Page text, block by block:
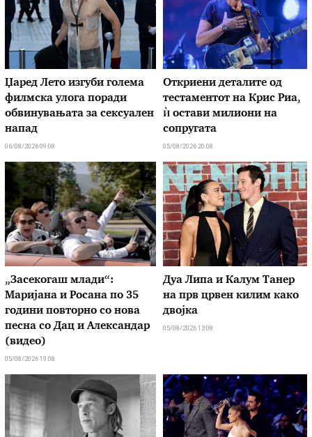
Џаред Лето изгуби голема
филмска улога поради
обвинувањата за сексуален
напад
06/08/2026 09:08
Откриени деталите од
тестаментот на Крис Риа,
ѝ остави милиони на
сопругата
05/08/2026 20:08
„Засекогаш млади“:
Маријана и Росана по 35
години повторно со нова
песна со Дац и Александар
(видео)
05/08/2026 19:08
Дуа Липа и Калум Танер
на прв црвен килим како
двојка
05/08/2026 13:08